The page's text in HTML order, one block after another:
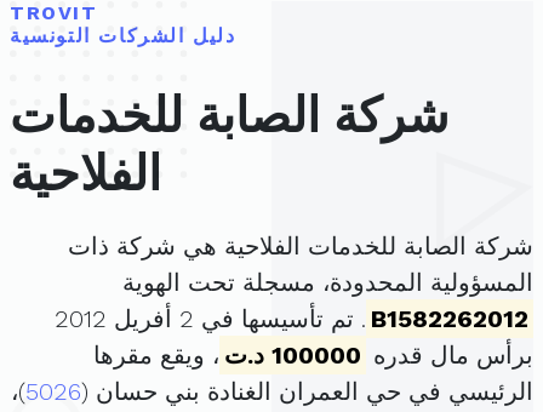
TROVIT
دليل الشركات التونسية
شركة الصابة للخدمات
الفلاحية
شركة الصابة للخدمات الفلاحية هي شركة ذات
المسؤولية المحدودة، مسجلة تحت الهوية
B1582262012
. تم تأسيسها في 2 أفريل 2012
برأس مال قدره 100000 د.ت
، ويقع مقرها
الرئيسي في حي العمران الغنادة بني حسان (5026)،